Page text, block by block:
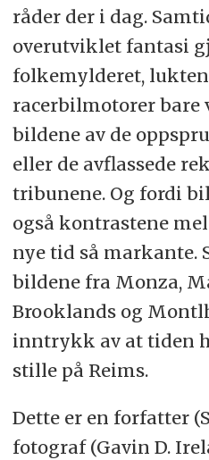
råder der i dag.
overutviklet fantasi
folkemylderet,
racerbilmotorer bare
bildene av de
eller de avflassede
tribunene. Og fordi
også kontrastene
nye tid så markante.
bildene fra Monza,
Brooklands og
inntrykk av at tiden
stille på Reims.
Dette er en forfatter
fotograf (Gavin D.